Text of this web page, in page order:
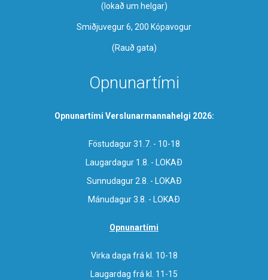
​(lokað um helgar)
Smiðjuvegur 6, 200 Kópavogur
(Rauð gata)
Opnunartími
Opnunartími Verslunarmannahelgi 2026:
Föstudagur 31.7. - 10-18
Laugardagur 1.8. - LOKAÐ
Sunnudagur 2.8. - LOKAÐ
Mánudagur 3.8. - LOKAÐ
Opnunartími
Virka daga frá kl. 10-18
Laugardag frá kl. 11-15